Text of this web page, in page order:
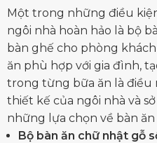
Một trong những điều
ngôi nhà hoàn hảo là bộ
bàn ghế cho phòng
ăn phù hợp với gia đình,
trong từng bữa ăn là điều
thiết kế của ngôi nhà và
những lựa chọn về bàn
Bộ bàn ăn chữ nhật gỗ